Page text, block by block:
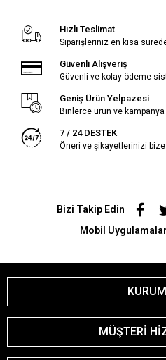
Hızlı Teslimat
Siparişleriniz en kısa
Güvenli Alışveriş
Güvenli ve kolay ödeme
Geniş Ürün Yelpazesi
Binlerce ürün ve
7 / 24 DESTEK
Öneri ve şikayetlerinizi
Bizi Takip Edin
Mobil
MÜŞTERİ